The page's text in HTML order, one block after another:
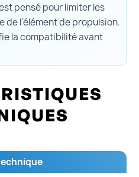
pensé pour limiter les
de l'élément de propulsion.
la compatibilité avant